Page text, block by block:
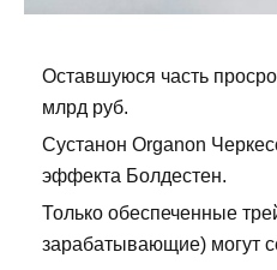
Оставшуюся часть
млрд руб.
Сустанон Organon
эффекта Болдестен.
Только обеспеченные
зарабатывающие) могут